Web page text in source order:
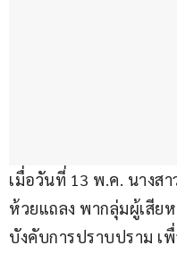
เมื่อวันที่ 13 พ.ค. นางส
ห้วยแถลง พากลุ่มผู้เสีย
บังคับการปราบปราม เ